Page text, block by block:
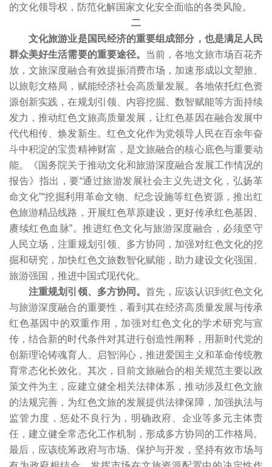
的文化领导权，防范化解国家文化安全面临的各类风险。
二
文化旅游业是国民经济的重要组成部分，也是满足人民
群众美好生活需要的重要途径。 当前，各地文旅市场百花齐
放，文旅深度融合有效提振消费市场，加速形成以文塑旅、
以旅彰文格局，赋能经济社会高质量发展。各地依托红色资
源创新实践，在规划引领、内容挖掘、数智赋能等方面持续
发力，推动红色文旅高质量发展，让红色基因在融合发展中
代代相传、焕发新生。红色文化作为党领导人民在百余年奋
斗中积淀的宝贵精神财富，是文旅融合的核心底色与重要动
能。《国务院关于推动文化和旅游深度融合发展工作情况的
报告》指出，要“通过旅游发展社会主义先进文化，弘扬革
命文化”“挖掘利用革命文物、纪念设施等红色资源，推出红
色旅游精品线路，开展红色草原建设，更好传承红色基因、
赓续红色血脉”。推进红色文化与旅游深度融合，必须坚守
人民立场，注重规划引领、多方协同，加强对红色文化的挖
掘和研究，加快红色文旅数智化赋能，助力建设文化强国、
旅游强国，推进中国式现代化。
注重规划引领、多方协同。首先，应该认识到红色文化
与旅游深度融合的重要性，看到其在经济高质量发展与传承
红色基因中的双重作用，加强对红色文化的学术研究与宣
传，结合新的时代条件对其进行创造性阐释，用新时代党的
创新理论铸魂育人、启智润心，推进爱国主义和革命传统教
育常态化长效化。其次，目前文旅融合的相关规范主要以政
策文件为主，应建立健全相关法律体系，推动涉及红色文旅
的法规完善，为红色文旅的发展提供法律保障，加强执法与
监管力度，惩处不良行为，明确政府、企业等多元主体责
任，建立健全常态化工作机制，形成多方协同的工作格局。
最后，应该统筹政府与市场、保护与开发，坚持有效市场与